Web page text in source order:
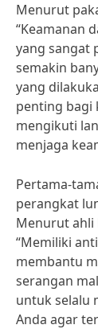
Menurut
“Keamanan
yang sangat
semakin
yang
penting bagi
mengikuti
menjaga
Pertama-
perangkat
Menurut ahli
“Memiliki
membantu
serangan
untuk selalu
Anda agar